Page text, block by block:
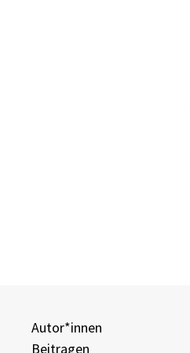
Autor*innen
Beitragen